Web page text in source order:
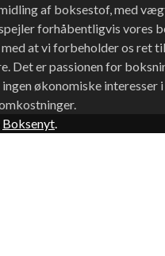
af boksestof, med
forhåbentligvis vores
at vi forbeholder os ret
Det er passionen for
økonomiske interesser
Boksenyt.